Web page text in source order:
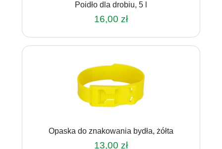
Poidło dla drobiu, 5 l
16,00 zł
Opaska do znakowania bydła, żółta
13,00 zł